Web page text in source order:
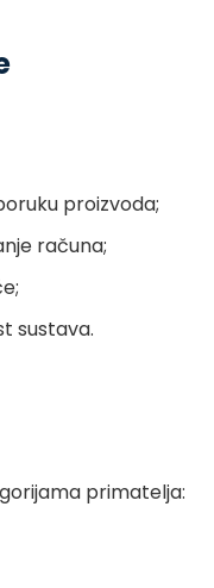
proizvoda;
računa;
sustava.
primatelja: